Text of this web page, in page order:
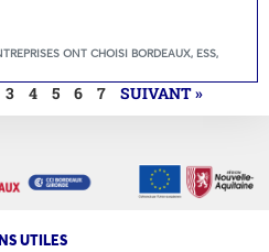
ONT CHOISI BORDEAUX, ESS,
3 4 5 6 7 SUIVANT »
UTILES